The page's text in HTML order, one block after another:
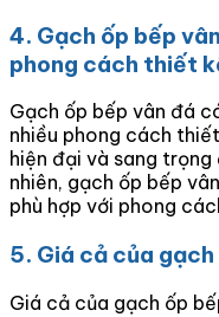
4. Gạch ốp bếp
phong cách thiết
Gạch ốp bếp vân đá
nhiều phong cách
hiện đại và sang
nhiên, gạch ốp bếp
phù hợp với phong
5. Giá cả của
Giá cả của gạch ốp